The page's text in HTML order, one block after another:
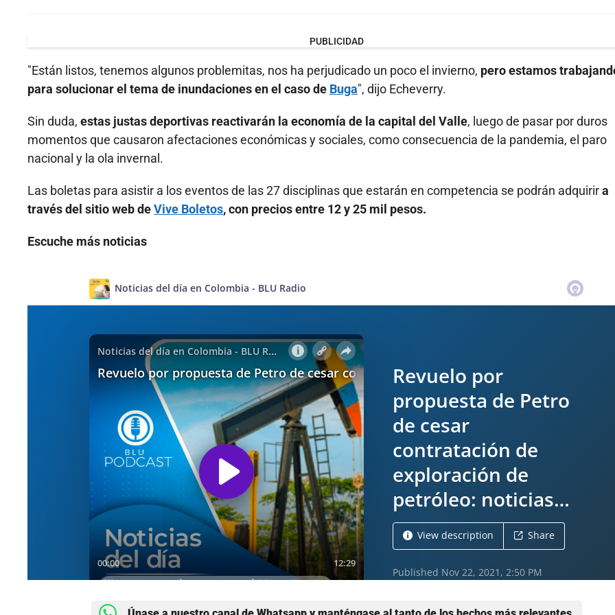
PUBLICIDAD
"Están listos, tenemos algunos problemitas, nos ha perjudicado un poco el invierno, pero estamos
para solucionar el tema de inundaciones en el caso de Buga", dijo Echeverry.
Sin duda, estas justas deportivas reactivarán la economía de la capital del Valle, luego de pasar por duros
momentos que causaron afectaciones económicas y sociales, como consecuencia de la pandemia, el paro
nacional y la ola invernal.
Las boletas para asistir a los eventos de las 27 disciplinas que estarán en competencia se podrán adquirira
través del sitio web deVive Boletos, con precios entre 12 y 25 mil pesos.
Escuche más noticias